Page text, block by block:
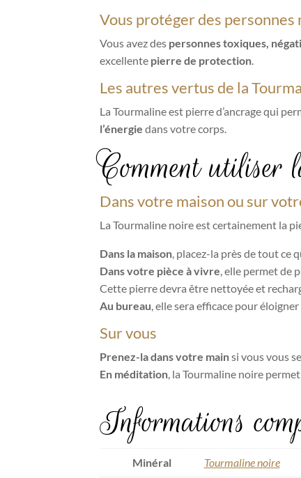
Vous protéger des personnes
Vous avez des personnes toxiques,
excellente pierre de protection.
Les autres vertus de la
La Tourmaline est pierre d’ancrage qui
l’énergie dans votre corps.
Comment utiliser
Dans votre maison ou sur
La Tourmaline noire est certainement la
Dans la maison, placez-la près de tout ce
Dans votre pièce à vivre, elle permet de
Cette pierre devra être nettoyée et
Au bureau, elle sera efficace pour
Sur vous
Prenez-la dans votre mainsi vous vous
En méditation, la Tourmaline noire
Informations
Minéral Tourmaline noire